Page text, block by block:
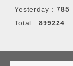
Yesterday : 785
Total : 899224